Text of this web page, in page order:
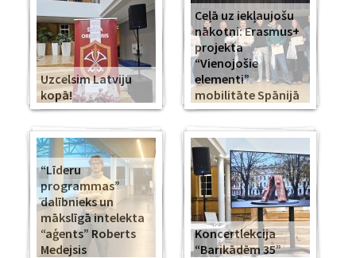
Uzcelsim Latviju
kopā!
Ceļā uz iekļaujošu
nākotni: Erasmus+
projekta
“Vienojošie
elementi”
mobilitāte Spānijā
“Līderu
programmas”
dalībnieks un
mākslīgā intelekta
“aģents” Roberts
Medejsis
Koncertlekcija
“Barikādēm 35”